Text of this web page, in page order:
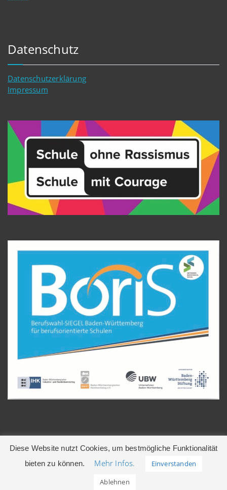
Datenschutz
Datenschutzerklärung
Impressum
Diese Website nutzt Cookies, um bestmögliche Funktionalität
bieten zu können.
Mehr Infos.
Einverstanden
Ablehnen